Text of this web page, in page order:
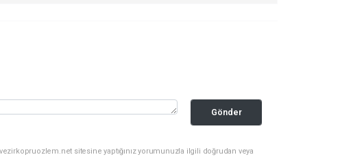
Gönder
sitesine yaptığınız yorumunuzla ilgili doğrudan veya